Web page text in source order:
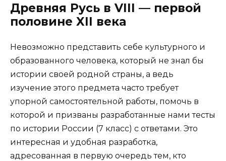
Древняя Русь в VIII — первой
половине XII века
Невозможно представить себе культурного и
образованного человека, который не знал бы
истории своей родной страны, а ведь
изучение этого предмета часто требует
упорной самостоятельной работы, помочь в
которой и призваны разработанные нами тесты
по истории России (7 класс) с ответами. Это
интересная и удобная разработка,
адресованная в первую очередь тем, кто